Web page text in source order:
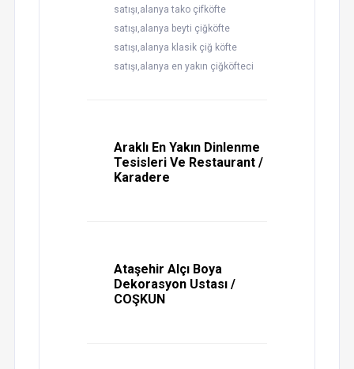
satışı,alanya tako çifköfte
satışı,alanya beyti çiğköfte
satışı,alanya klasik çiğ köfte
satışı,alanya en yakın çiğköfteci
Araklı En Yakın Dinlenme
Tesisleri Ve Restaurant /
Karadere
Ataşehir Alçı Boya
Dekorasyon Ustası /
COŞKUN